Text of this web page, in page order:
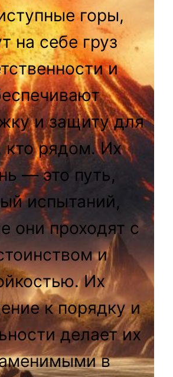
горы,
на себе груз
и
и защиту для
кто рядом. Их
— это путь,
испытаний,
они проходят с
и
Их
к порядку и
делает их
в